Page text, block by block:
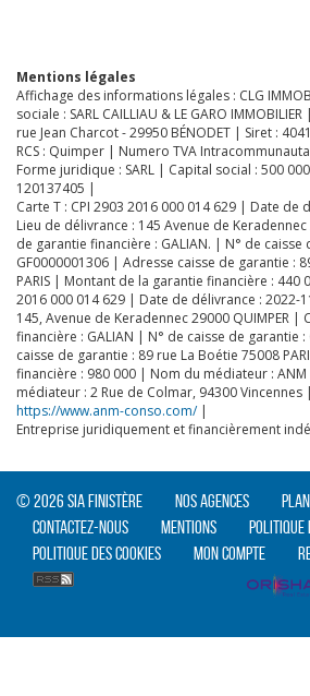
CLIQUER ICI POUR
Mentions légales
Affichage des informations légales : CLG
sociale : SARL CAILLIAU & LE GARO
rue Jean Charcot - 29950 BÉNODET | Siret :
RCS : Quimper | Numero TVA
Forme juridique : SARL | Capital social : 500
120137405 |
Carte T : CPI 2903 2016 000 014 629 | Date de
Lieu de délivrance : 145 Avenue de Keradennec
de garantie financière : GALIAN. | N° de caisse
GF0000001306 | Adresse caisse de garantie : 89
PARIS | Montant de la garantie financière : 440
2016 000 014 629 | Date de délivrance : 2022-
145, Avenue de Keradennec 29000 QUIMPER |
financière : GALIAN | N° de caisse de garantie
caisse de garantie : 89 rue La Boétie 75008
financière : 980 000 | Nom du médiateur :
médiateur : 2 Rue de Colmar, 94300
https://www.anm-conso.com/|
Entreprise juridiquement et financièrement
© 2026 SIA Finistère Nos agences
Contactez-nous
Mentions
Politique
Politique des cookies
Mon compte